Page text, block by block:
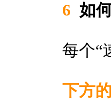
6 如
每个“
下方